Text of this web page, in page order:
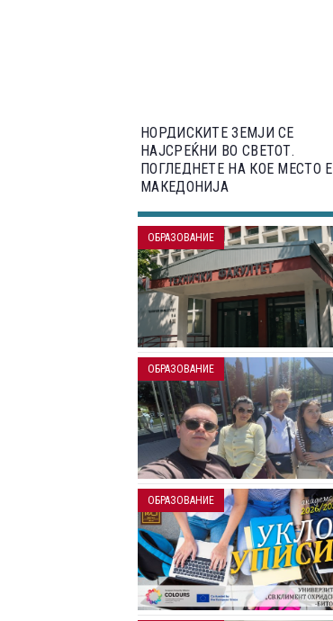
НОРДИСКИТЕ ЗЕМЈИ СЕ
НАЈСРЕЌНИ ВО СВЕТОТ.
ПОГЛЕДНЕТЕ НА КОЕ МЕСТО Е
МАКЕДОНИЈА
ОБРАЗОВАНИЕ
ОБРАЗОВАНИЕ
ОБРАЗОВАНИЕ